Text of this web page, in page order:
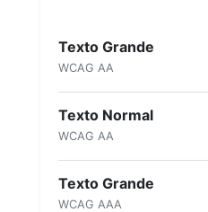
Texto Grande
WCAG AA
Texto Normal
WCAG AA
Texto Grande
WCAG AAA